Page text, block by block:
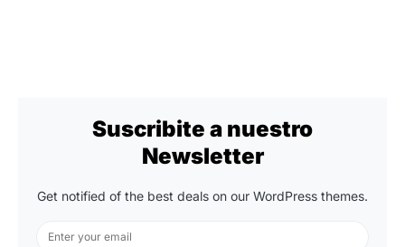
Suscribite a nuestro
Newsletter
Get notified of the best deals on our WordPress themes.